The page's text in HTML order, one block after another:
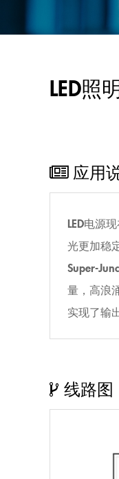
LED照明
应用
LED电源
光更加稳
Super-
量，高浪
实现了输
线路图